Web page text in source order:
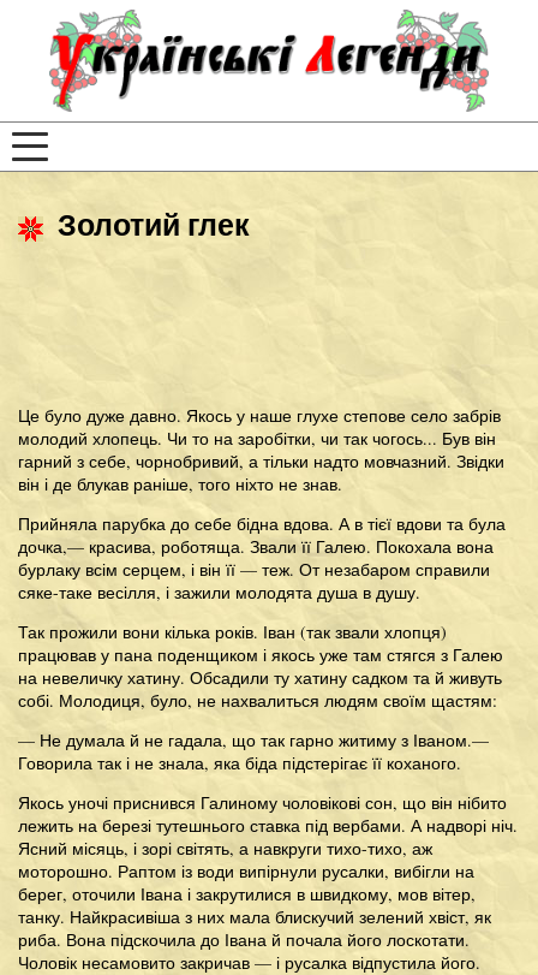
Золотий глек
Це було дуже давно. Якось у наше глухе степове село забрів
молодий хлопець. Чи то на заробітки, чи так чогось... Був він
гарний з себе, чорнобривий, а тільки надто мовчазний. Звідки
він і де блукав раніше, того ніхто не знав.
Прийняла парубка до себе бідна вдова. А в тієї вдови та була
дочка,— красива, роботяща. Звали її Галею. Покохала вона
бурлаку всім серцем, і він її — теж. От незабаром справили
сяке-таке весілля, і зажили молодята душа в душу.
Так прожили вони кілька років. Іван (так звали хлопця)
працював у пана поденщиком і якось уже там стягся з Галею
на невеличку хатину. Обсадили ту хатину садком та й живуть
собі. Молодиця, було, не нахвалиться людям своїм щастям:
— Не думала й не гадала, що так гарно житиму з Іваном.—
Говорила так і не знала, яка біда підстерігає її коханого.
Якось уночі приснився Галиному чоловікові сон, що він нібито
лежить на березі тутешнього ставка під вербами. А надворі ніч.
Ясний місяць, і зорі світять, а навкруги тихо-тихо, аж
моторошно. Раптом із води випірнули русалки, вибігли на
берег, оточили Івана і закрутилися в швидкому, мов вітер,
танку. Найкрасивіша з них мала блискучий зелений хвіст, як
риба. Вона підскочила до Івана й почала його лоскотати.
Чоловік несамовито закричав — і русалка відпустила його.